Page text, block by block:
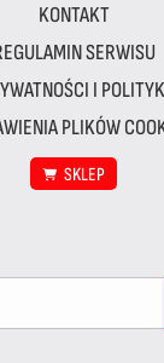
KONTAKT
SERWISU
I
PLIKÓW
SKLEP